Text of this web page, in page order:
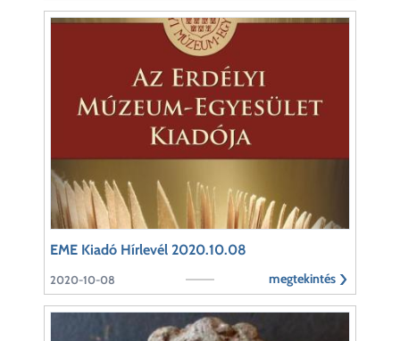
EME Kiadó Hírlevél 2020.10.08
megtekintés
2020-10-08